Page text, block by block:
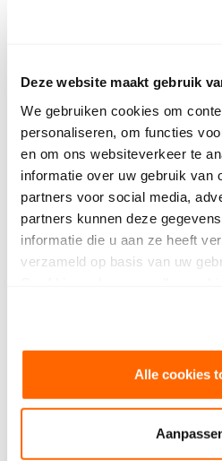
Deze website maakt gebruik
We gebruiken cookies om
personaliseren, om functies
en om ons websiteverkeer te
informatie over uw gebruik van
partners voor social media,
partners kunnen deze
informatie die u aan ze heeft
verzameld op basis van uw
Alle cookies
Jouw stem is hard nodig om
daarmee SintLucas te laten
jij stemmen op Iris! Volg dit
stem goed uit te brengen:
Stap 1: zet een reminder
maandag 13 mei om 18:30
Stap 2: stuur een gratis
naar 4411 (1x stemmen
ooit een mbo-diploma
studenten worden door
instructeurs opgeleid tot